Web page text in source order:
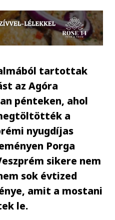
tartottak
az Agóra
pénteken, ahol
a
nyugdíjas
Porga
sikere nem
sok évtized
amit a mostani
le.